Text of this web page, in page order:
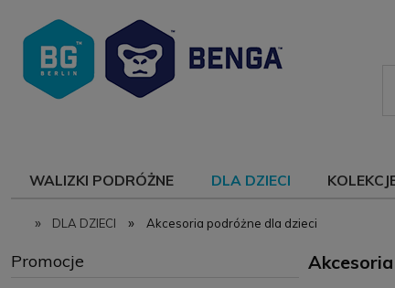
WALIZKI PODRÓŻNE DLA DZIECI
» DLA DZIECI » Akcesoria podróżne dla dzieci
Promocje